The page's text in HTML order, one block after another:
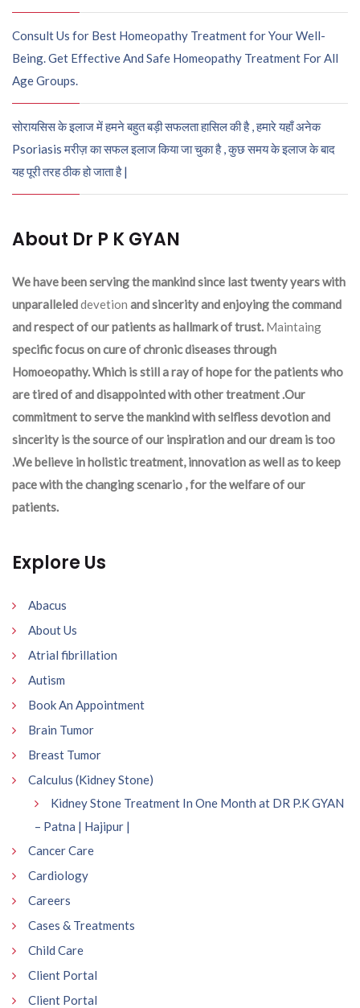
Consult Us for Best Homeopathy Treatment for Your Well-
Being. Get Effective And Safe Homeopathy Treatment For All
Age Groups.
सोरायसिस के इलाज में हमने बहुत बड़ी सफलता हासिल की है , हमारे यहाँ अनेक
Psoriasis मरीज़ का सफल इलाज किया जा चुका है , कुछ समय के इलाज के बाद
यह पूरी तरह ठीक हो जाता है |
About Dr P K GYAN
We have been serving the mankind since last twenty years with
unparalleleddevetion and sincerity and enjoying the command
and respect of our patients as hallmark of trust. Maintaing
specific focus on cure of chronic diseases through
Homoeopathy. Which is still a ray of hope for the patients who
are tired of and disappointed with other treatment .Our
commitment to serve the mankind with selfless devotion and
sincerity is the source of our inspiration and our dream is too
.We believe in holistic treatment, innovation as well as to keep
pace with the changing scenario , for the welfare of our
patients.
Explore Us
Abacus
About Us
Atrial fibrillation
Autism
Book An Appointment
Brain Tumor
Breast Tumor
Calculus (Kidney Stone)
Kidney Stone Treatment In One Month at DR P.K GYAN
– Patna | Hajipur |
Cancer Care
Cardiology
Careers
Cases & Treatments
Child Care
Client Portal
Client Portal